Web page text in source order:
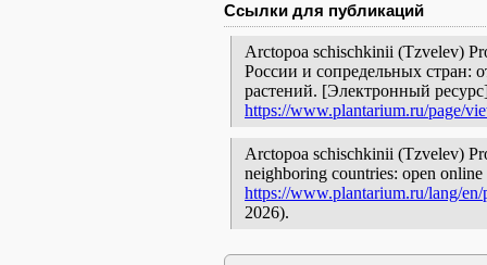
Ссылки для публикаций
Arctopoa schischkinii (Tzvelev)
России и сопредельных стран:
растений. [Электронный
https://www.plantarium.ru/page/
Arctopoa schischkinii (Tzvelev)
neighboring countries: open
https://www.plantarium.ru/lang/
2026).